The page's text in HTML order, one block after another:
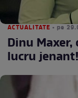
ACTUALITATE • pe
Dinu
lucru jenant!